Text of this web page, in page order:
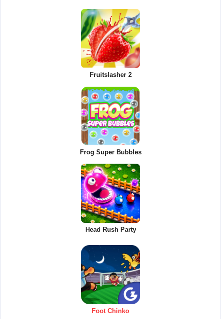
Fruitslasher 2
Frog Super Bubbles
Head Rush Party
Foot Chinko